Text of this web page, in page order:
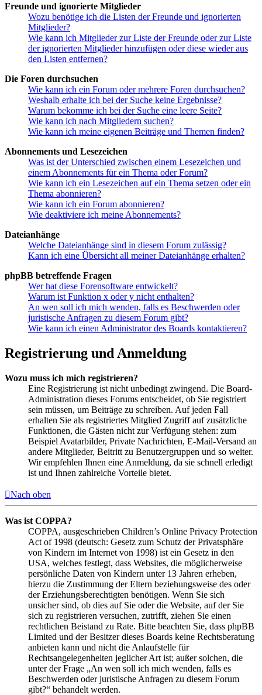
Freunde und ignorierte Mitglieder
Wozu benötige ich die Listen der Freunde und ignorierten
Mitglieder?
Wie kann ich Mitglieder zur Liste der Freunde oder zur Liste
der ignorierten Mitglieder hinzufügen oder diese wieder aus
den Listen entfernen?
Die Foren durchsuchen
Wie kann ich ein Forum oder mehrere Foren durchsuchen?
Weshalb erhalte ich bei der Suche keine Ergebnisse?
Warum bekomme ich bei der Suche eine leere Seite?
Wie kann ich nach Mitgliedern suchen?
Wie kann ich meine eigenen Beiträge und Themen finden?
Abonnements und Lesezeichen
Was ist der Unterschied zwischen einem Lesezeichen und
einem Abonnements für ein Thema oder Forum?
Wie kann ich ein Lesezeichen auf ein Thema setzen oder ein
Thema abonnieren?
Wie kann ich ein Forum abonnieren?
Wie deaktiviere ich meine Abonnements?
Dateianhänge
Welche Dateianhänge sind in diesem Forum zulässig?
Kann ich eine Übersicht all meiner Dateianhänge erhalten?
phpBB betreffende Fragen
Wer hat diese Forensoftware entwickelt?
Warum ist Funktion x oder y nicht enthalten?
An wen soll ich mich wenden, falls es Beschwerden oder
juristische Anfragen zu diesem Forum gibt?
Wie kann ich einen Administrator des Boards kontaktieren?
Registrierung und Anmeldung
Wozu muss ich mich registrieren?
Eine Registrierung ist nicht unbedingt zwingend. Die Board-
Administration dieses Forums entscheidet, ob Sie registriert
sein müssen, um Beiträge zu schreiben. Auf jeden Fall
erhalten Sie als registriertes Mitglied Zugriff auf zusätzliche
Funktionen, die Gästen nicht zur Verfügung stehen: zum
Beispiel Avatarbilder, Private Nachrichten, E-Mail-Versand an
andere Mitglieder, Beitritt zu Benutzergruppen und so weiter.
Wir empfehlen Ihnen eine Anmeldung, da sie schnell erledigt
ist und Ihnen zahlreiche Vorteile bietet.
Nach oben
Was ist COPPA?
COPPA, ausgeschrieben Children’s Online Privacy Protection
Act of 1998 (deutsch: Gesetz zum Schutz der Privatsphäre
von Kindern im Internet von 1998) ist ein Gesetz in den
USA, welches festlegt, dass Websites, die möglicherweise
persönliche Daten von Kindern unter 13 Jahren erheben,
hierzu die Zustimmung der Eltern beziehungsweise des oder
der Erziehungsberechtigten benötigen. Wenn Sie sich
unsicher sind, ob dies auf Sie oder die Website, auf der Sie
sich zu registrieren versuchen, zutrifft, ziehen Sie einen
rechtlichen Beistand zu Rate. Bitte beachten Sie, dass phpBB
Limited und der Besitzer dieses Boards keine Rechtsberatung
anbieten kann und nicht die Anlaufstelle für
Rechtsangelegenheiten jeglicher Art ist; außer solchen, die
unter der Frage „An wen soll ich mich wenden, falls es
Beschwerden oder juristische Anfragen zu diesem Forum
gibt?“ behandelt werden.